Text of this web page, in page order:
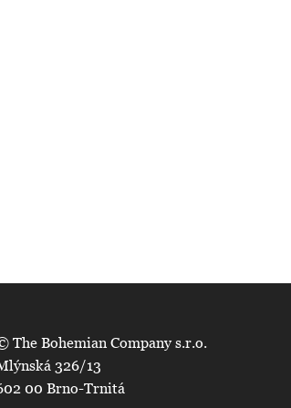
The Bohemian Company s.r.o.
326/13
00 Brno-Trnitá